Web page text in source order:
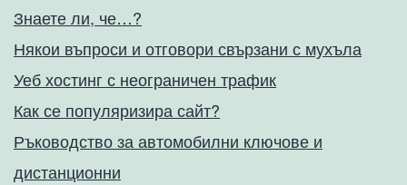
Знаете ли, че…?
Някои въпроси и отговори свързани с мухъла
Уеб хостинг с неограничен трафик
Как се популяризира сайт?
Ръководство за автомобилни ключове и
дистанционни